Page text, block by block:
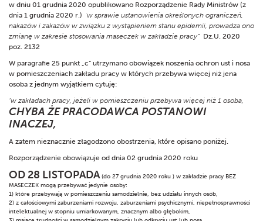
w dniu 01 grudnia 2020 opublikowano Rozporządzenie Rady Ministrów (z
dnia 1 grudnia 2020 r.) 'w sprawie ustanowienia określonych ograniczeń,
nakazów i zakazów w związku z wystąpieniem stanu epidemii, prowadza ono
zmianę w zakresie stosowania maseczek w zakładzie pracy” Dz.U. 2020
poz. 2132
W paragrafie 25 punkt „c” utrzymano obowiązek noszenia ochron ust i nosa
w pomieszczeniach zakładu pracy w których przebywa więcej niż jena
osoba z jednym wyjątkiem cytuję:
’w zakładach pracy, jeżeli w pomieszczeniu przebywa więcej niż 1 osoba,
CHYBA ŻE PRACODAWCA POSTANOWI
INACZEJ,
A zatem nieznacznie złagodzono obostrzenia, które opisano poniżej.
Rozporządzenie obowiązuje od dnia 02 grudnia 2020 roku
OD 28 LISTOPADA(do 27 grudnia 2020 roku ) w zakładzie pracy BEZ
MASECZEK mogą przebywać jedynie osoby:
1) które przebywają w pomieszczeniu samodzielnie, bez udziału innych osób,
2) z całościowymi zaburzeniami rozwoju, zaburzeniami psychicznymi, niepełnosprawności
intelektualnej w stopniu umiarkowanym, znacznym albo głębokim,